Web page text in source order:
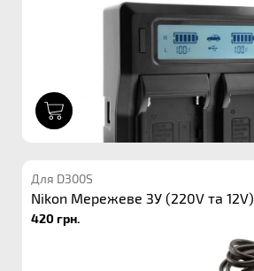
Для D300S
Nikon Мережеве ЗУ (220V та 12V)
420 грн.